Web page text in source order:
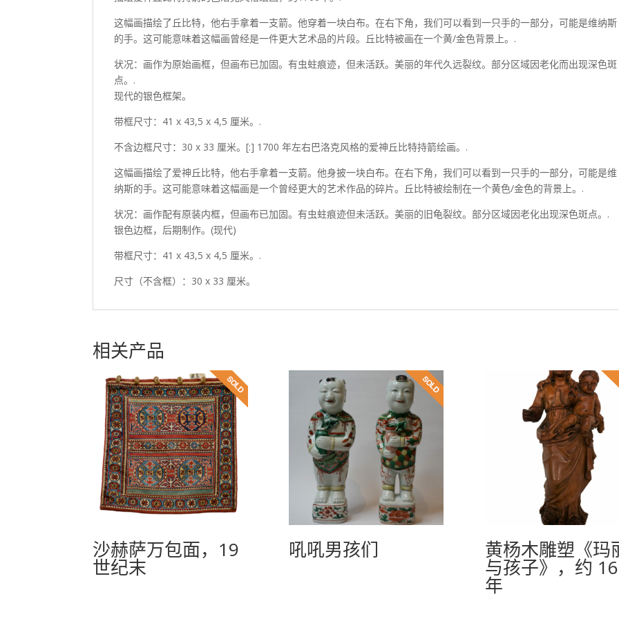
这幅画描绘了丘比特，他右手拿着一支箭。他穿着一块白布。在右下角，我们可以看到一只手的一部分，可能是维纳斯
的手。这可能意味着这幅画曾经是一件更大艺术品的片段。丘比特被画在一个黄/金色背景上。.
状况：画作为原始画框，但画布已加固。有虫蛀痕迹，但未活跃。美丽的年代久远裂纹。部分区域因老化而出现深色斑
点。.
现代的银色框架。
带框尺寸：41 x 43,5 x 4,5 厘米。.
不含边框尺寸：30 x 33 厘米。[:] 1700 年左右巴洛克风格的爱神丘比特持箭绘画。.
这幅画描绘了爱神丘比特，他右手拿着一支箭。他身披一块白布。在右下角，我们可以看到一只手的一部分，可能是维
纳斯的手。这可能意味着这幅画是一个曾经更大的艺术作品的碎片。丘比特被绘制在一个黄色/金色的背景上。.
状况：画作配有原装内框，但画布已加固。有虫蛀痕迹但未活跃。美丽的旧龟裂纹。部分区域因老化出现深色斑点。.
银色边框，后期制作。(现代)
带框尺寸：41 x 43,5 x 4,5 厘米。.
尺寸（不含框）：30 x 33 厘米。
相关产品
沙赫萨万包面，19
世纪末
吼吼男孩们 黄杨木雕塑《玛
与孩子》，约
年